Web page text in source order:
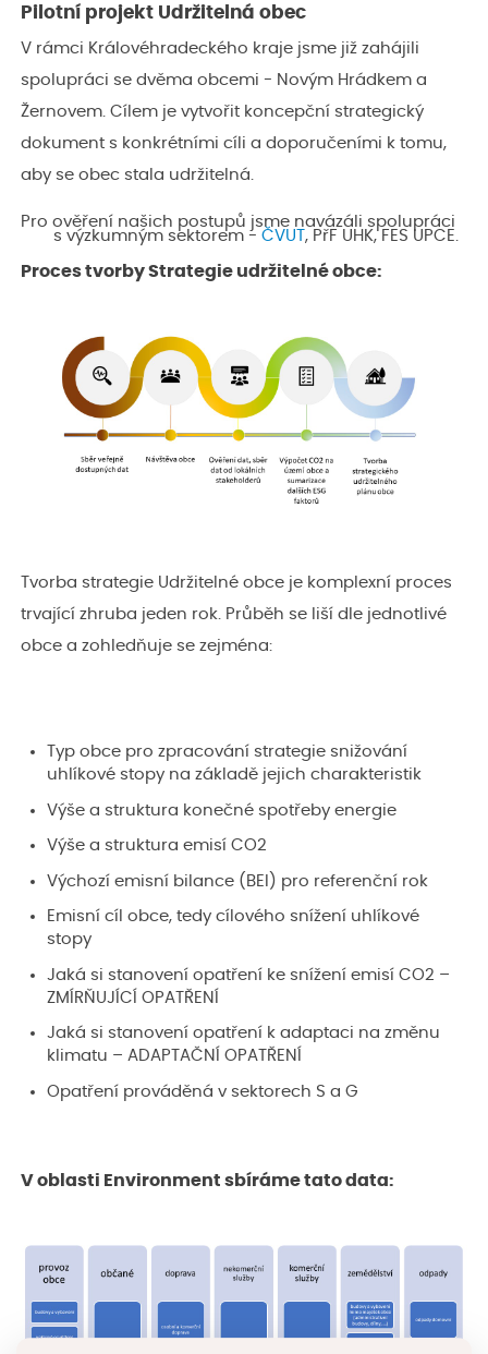
Pilotní projekt Udržitelná obec
V rámci Královéhradeckého kraje jsme již zahájili
spolupráci se dvěma obcemi - Novým Hrádkem a
Žernovem. Cílem je vytvořit koncepční strategický
dokument s konkrétními cíli a doporučeními k tomu,
aby se obec stala udržitelná.
Pro ověření našich postupů jsme navázáli spolupráci
s výzkumným sektorem - ČVUT , PřF UHK, FES UPCE.
Proces tvorby Strategie udržitelné obce:
Tvorba strategie Udržitelné obce je komplexní proces
trvající zhruba jeden rok. Průběh se liší dle jednotlivé
obce a zohledňuje se zejména:
Typ obce pro zpracování strategie snižování
uhlíkové stopy na základě jejich charakteristik
Výše a struktura konečné spotřeby energie
Výše a struktura emisí CO2
Výchozí emisní bilance (BEI) pro referenční rok
Emisní cíl obce, tedy cílového snížení uhlíkové
stopy
Jaká si stanovení opatření ke snížení emisí CO2 –
ZMÍRŇUJÍCÍ OPATŘENÍ
Jaká si stanovení opatření k adaptaci na změnu
klimatu – ADAPTAČNÍ OPATŘENÍ
Opatření prováděná v sektorech S a G
V oblasti Environment sbíráme tato data: